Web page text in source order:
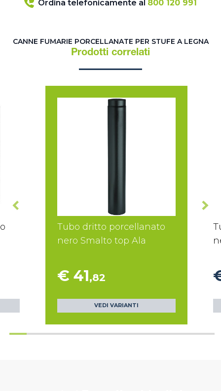
Ordina telefonicamente al 800 120 991
CANNE FUMARIE PORCELLANATE PER STUFE A LEGNA
Prodotti correlati
Tubo dritto porcellanato
nero Smalto top Ala
€ 41,82
VEDI VARIANTI